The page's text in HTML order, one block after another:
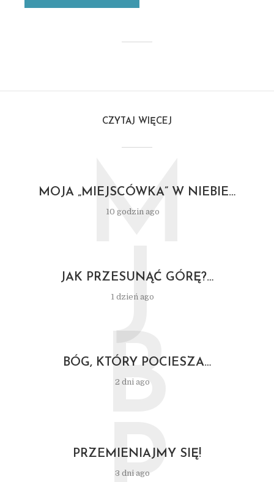
CZYTAJ WIĘCEJ
MOJA „MIEJSCÓWKA” W NIEBIE…
10 godzin ago
M
JAK PRZESUNĄĆ GÓRĘ?…
1 dzień ago
J
BÓG, KTÓRY POCIESZA…
2 dni ago
B
PRZEMIENIAJMY SIĘ!
3 dni ago